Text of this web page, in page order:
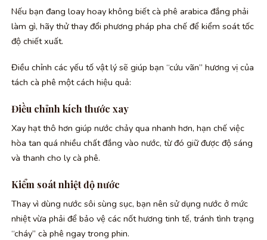
Nếu bạn đang loay hoay không biết cà phê arabica đắng phải
làm gì, hãy thử thay đổi phương pháp pha chế để kiểm soát tốc
độ chiết xuất.
Điều chỉnh các yếu tố vật lý sẽ giúp bạn “cứu vãn” hương vị của
tách cà phê một cách hiệu quả:
Điều chỉnh kích thước xay
Xay hạt thô hơn giúp nước chảy qua nhanh hơn, hạn chế việc
hòa tan quá nhiều chất đắng vào nước, từ đó giữ được độ sáng
và thanh cho ly cà phê.
Kiểm soát nhiệt độ nước
Thay vì dùng nước sôi sùng sục, bạn nên sử dụng nước ở mức
nhiệt vừa phải để bảo vệ các nốt hương tinh tế, tránh tình trạng
“cháy” cà phê ngay trong phin.